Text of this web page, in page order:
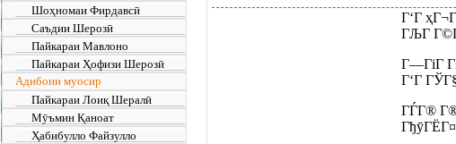
Шоҳномаи Фирдавсӣ
Саъдии Шерозӣ
Пайкараи Мавлоно
Пайкараи Ҳофизи Шерозӣ
Адибони муосир
Пайкараи Лоиқ Шералӣ
Мӯъмин Қаноат
Ҳабибулло Файзулло
Г‘Г
ГЉГ
Г—ГіГ­
Г‘Г
ГЃГ®